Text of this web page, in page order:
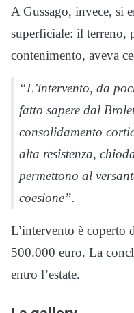
A Gussago, invece, si
superficiale: il terreno,
contenimento, aveva
“L’intervento, da
fatto sapere dal
consolidamento
alta resistenza,
permettono al
coesione”.
L’intervento è coperto
500.000 euro. La
entro l’estate.